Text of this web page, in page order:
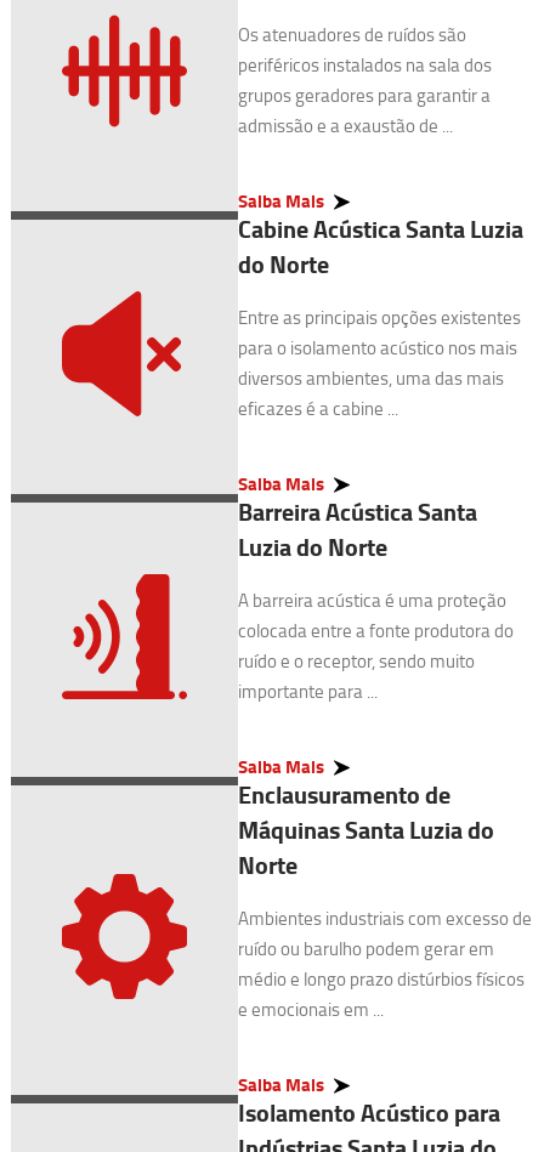
Os atenuadores de ruídos são
periféricos instalados na sala dos
grupos geradores para garantir a
admissão e a exaustão de ...
Saiba Mais
Cabine Acústica Santa Luzia
do Norte
Entre as principais opções existentes
para o isolamento acústico nos mais
diversos ambientes, uma das mais
eficazes é a cabine ...
Saiba Mais
Barreira Acústica Santa
Luzia do Norte
A barreira acústica é uma proteção
colocada entre a fonte produtora do
ruído e o receptor, sendo muito
importante para ...
Saiba Mais
Enclausuramento de
Máquinas Santa Luzia do
Norte
Ambientes industriais com excesso de
ruído ou barulho podem gerar em
médio e longo prazo distúrbios físicos
e emocionais em ...
Saiba Mais
Isolamento Acústico para